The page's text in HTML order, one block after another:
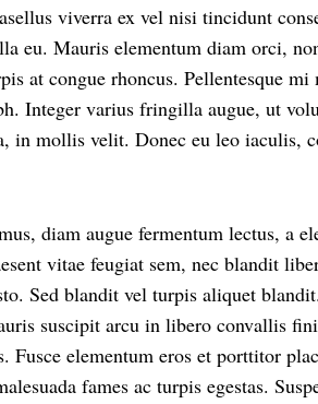
viverra ex vel nisi tincidunt
eu. Mauris elementum diam orci,
at congue rhoncus. Pellentesque mi
Integer varius fringilla augue, ut
in mollis velit. Donec eu leo iaculis,
diam augue fermentum lectus, a
vitae feugiat sem, nec blandit
Sed blandit vel turpis aliquet
suscipit arcu in libero convallis
elementum eros et porttitor
fames ac turpis egestas.